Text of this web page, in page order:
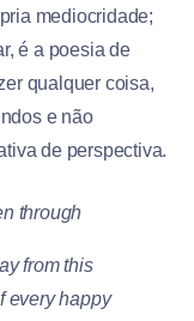
mediocridade;
é a poesia de
qualquer coisa,
e não
de perspectiva.
through
from this
every happy